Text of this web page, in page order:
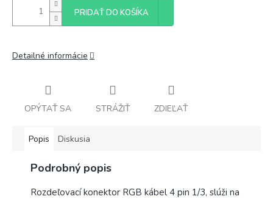
PRIDAŤ DO KOŠÍKA
Detailné informácie
OPÝTAŤ SA STRÁŽIŤ ZDIEĽAŤ
Popis Diskusia
Podrobný popis
Rozdeľovací konektor RGB kábel 4 pin 1/3, slúži na